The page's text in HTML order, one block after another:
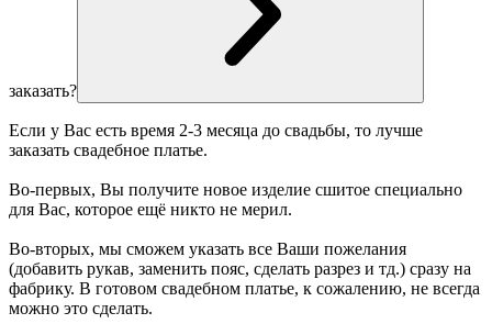
заказать?
Если у Вас есть время 2-3 месяца до свадьбы, то лучше
заказать свадебное платье.
Во-первых, Вы получите новое изделие сшитое специально
для Вас, которое ещё никто не мерил.
Во-вторых, мы сможем указать все Ваши пожелания
(добавить рукав, заменить пояс, сделать разрез и тд.) сразу на
фабрику. В готовом свадебном платье, к сожалению, не всегда
можно это сделать.